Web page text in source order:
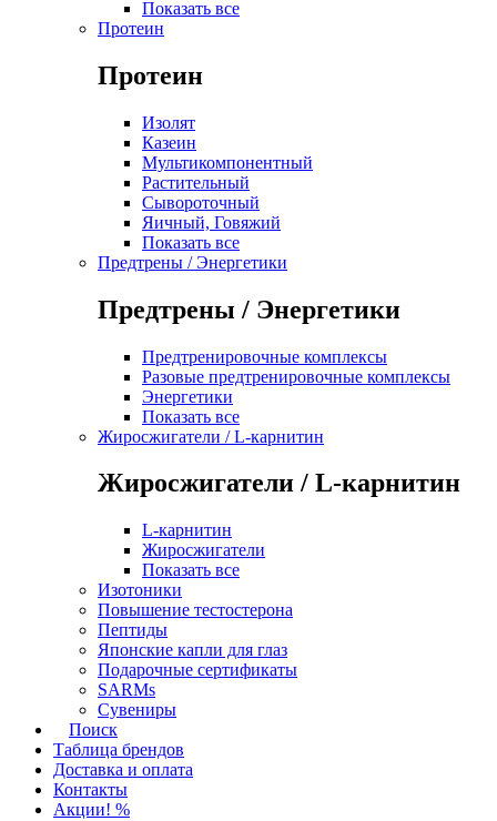
Показать все
Протеин
Протеин
Изолят
Казеин
Мультикомпонентный
Растительный
Сывороточный
Яичный, Говяжий
Показать все
Предтрены / Энергетики
Предтрены / Энергетики
Предтренировочные комплексы
Разовые предтренировочные комплексы
Энергетики
Показать все
Жиросжигатели / L-карнитин
Жиросжигатели / L-карнитин
L-карнитин
Жиросжигатели
Показать все
Изотоники
Повышение тестостерона
Пептиды
Японские капли для глаз
Подарочные сертификаты
SARMs
Сувениры
Поиск
Таблица брендов
Доставка и оплата
Контакты
Акции! %